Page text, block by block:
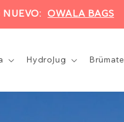
NUEVO: OWALA BAGS
HydroJug Brümate